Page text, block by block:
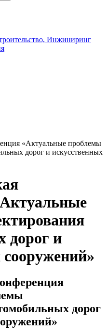
Инжиниринг
«Актуальные проблемы
дорог и искусственных
дорог и
дорог